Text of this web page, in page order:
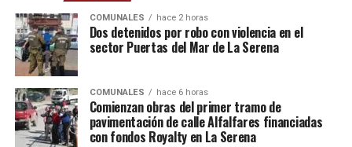
COMUNALES hace 2 horas
Dos detenidos por robo con violencia en el
sector Puertas del Mar de La Serena
COMUNALES hace 6 horas
Comienzan obras del primer tramo de
pavimentación de calle Alfalfares financiadas
con fondos Royalty en La Serena